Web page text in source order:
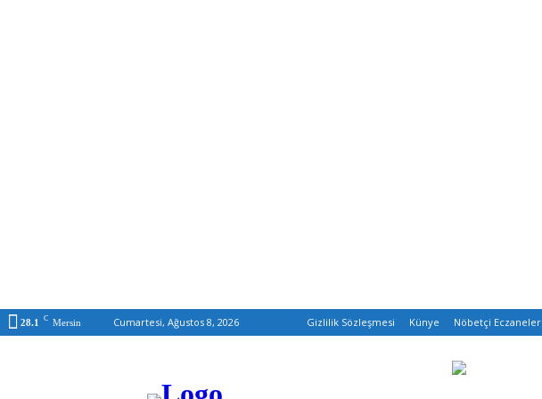
28.1 C Mersin Cumartesi, Ağustos 8, 2026 Gizlilik Sözleşmesi Künye Nöbetçi Eczaneler